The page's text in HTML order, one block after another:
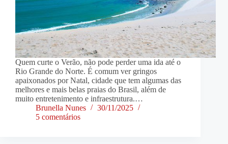
Quem curte o Verão, não pode perder uma ida até o
Rio Grande do Norte. É comum ver gringos
apaixonados por Natal, cidade que tem algumas das
melhores e mais belas praias do Brasil, além de
muito entretenimento e infraestrutura.…
Brunella Nunes
30/11/2025
5 comentários